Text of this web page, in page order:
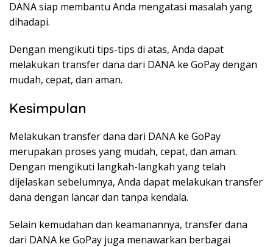
DANA siap membantu Anda mengatasi masalah yang
dihadapi.
Dengan mengikuti tips-tips di atas, Anda dapat
melakukan transfer dana dari DANA ke GoPay dengan
mudah, cepat, dan aman.
Kesimpulan
Melakukan transfer dana dari DANA ke GoPay
merupakan proses yang mudah, cepat, dan aman.
Dengan mengikuti langkah-langkah yang telah
dijelaskan sebelumnya, Anda dapat melakukan transfer
dana dengan lancar dan tanpa kendala.
Selain kemudahan dan keamanannya, transfer dana
dari DANA ke GoPay juga menawarkan berbagai